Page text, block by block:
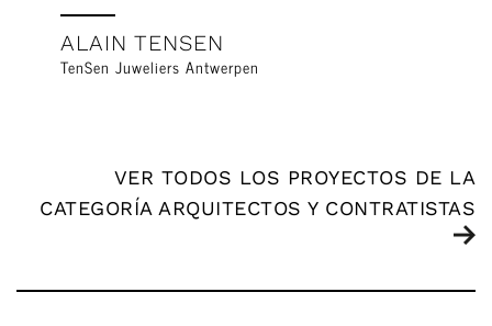
ALAIN TENSEN
TenSen Juweliers Antwerpen
VER TODOS LOS PROYECTOS DE LA
CATEGORÍA ARQUITECTOS Y CONTRATISTAS